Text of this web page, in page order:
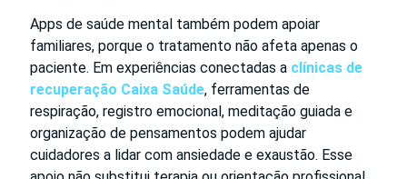
Apps de saúde mental também podem apoiar
familiares, porque o tratamento não afeta apenas o
paciente. Em experiências conectadas a clínicas de
recuperação Caixa Saúde, ferramentas de
respiração, registro emocional, meditação guiada e
organização de pensamentos podem ajudar
cuidadores a lidar com ansiedade e exaustão. Esse